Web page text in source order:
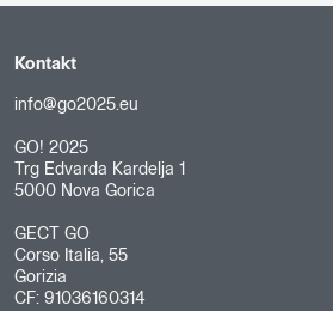
Kontakt
info@go2025.eu
GO! 2025
Trg Edvarda Kardelja 1
5000 Nova Gorica
GECT GO
Corso Italia, 55
Gorizia
CF: 91036160314